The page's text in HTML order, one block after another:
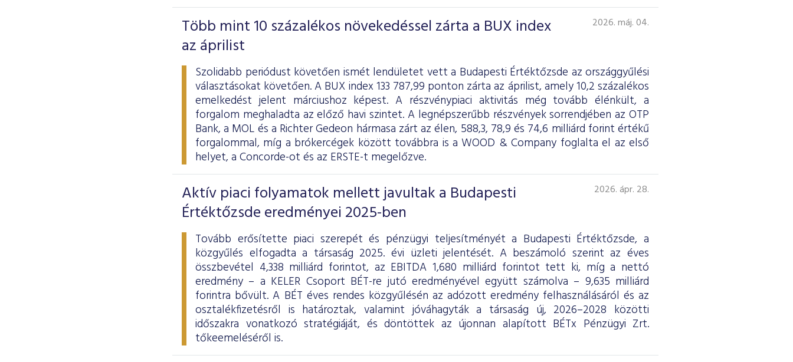
Több mint 10 százalékos növekedéssel zárta a BUX index
az áprilist
2026. máj. 04.
Szolidabb periódust követően ismét lendületet vett a Budapesti Értéktőzsde az országgyűlési
választásokat követően. A BUX index 133 787,99 ponton zárta az áprilist, amely 10,2 százalékos
emelkedést jelent márciushoz képest. A részvénypiaci aktivitás még tovább élénkült, a
forgalom meghaladta az előző havi szintet. A legnépszerűbb részvények sorrendjében az OTP
Bank, a MOL és a Richter Gedeon hármasa zárt az élen, 588,3, 78,9 és 74,6 milliárd forint értékű
forgalommal, míg a brókercégek között továbbra is a WOOD & Company foglalta el az első
helyet, a Concorde-ot és az ERSTE-t megelőzve.
Aktív piaci folyamatok mellett javultak a Budapesti
Értéktőzsde eredményei 2025-ben
2026. ápr. 28.
Tovább erősítette piaci szerepét és pénzügyi teljesítményét a Budapesti Értéktőzsde, a
közgyűlés elfogadta a társaság 2025. évi üzleti jelentését. A beszámoló szerint az éves
összbevétel 4,338 milliárd forintot, az EBITDA 1,680 milliárd forintot tett ki, míg a nettó
eredmény – a KELER Csoport BÉT-re jutó eredményével együtt számolva – 9,635 milliárd
forintra bővült. A BÉT éves rendes közgyűlésén az adózott eredmény felhasználásáról és az
osztalékfizetésről is határoztak, valamint jóváhagyták a társaság új, 2026–2028 közötti
időszakra vonatkozó stratégiáját, és döntöttek az újonnan alapított BÉTx Pénzügyi Zrt.
tőkeemeléséről is.